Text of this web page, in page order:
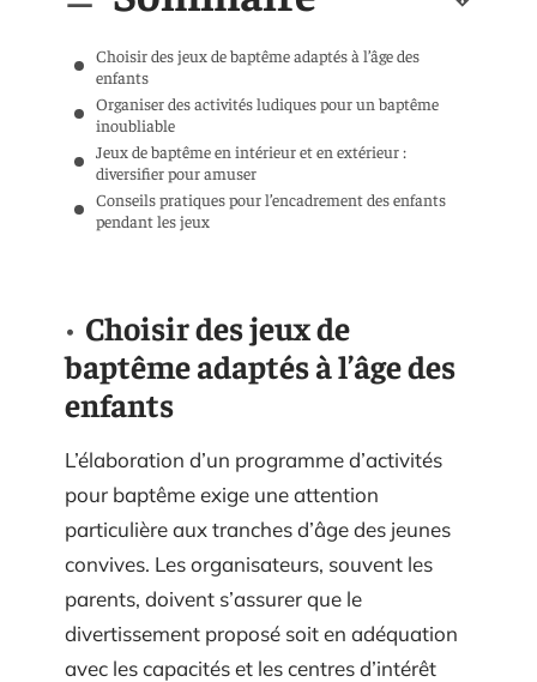
Choisir des jeux de baptême adaptés à l’âge des
enfants
Organiser des activités ludiques pour un baptême
inoubliable
Jeux de baptême en intérieur et en extérieur :
diversifier pour amuser
Conseils pratiques pour l’encadrement des enfants
pendant les jeux
Choisir des jeux de
baptême adaptés à l’âge des
enfants
L’élaboration d’un programme d’activités
pour baptême exige une attention
particulière aux tranches d’âge des jeunes
convives. Les organisateurs, souvent les
parents, doivent s’assurer que le
divertissement proposé soit en adéquation
avec les capacités et les centres d’intérêt